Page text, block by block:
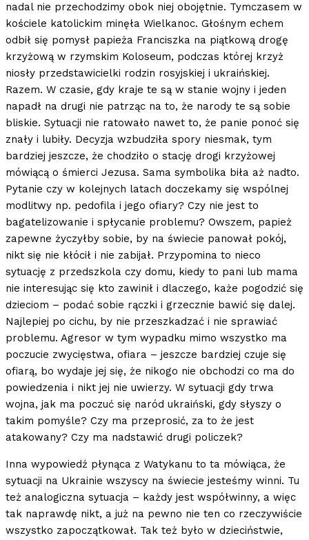
nadal nie przechodzimy obok niej obojętnie. Tymczasem w
kościele katolickim minęła Wielkanoc. Głośnym echem
odbił się pomysł papieża Franciszka na piątkową drogę
krzyżową w rzymskim Koloseum, podczas której krzyż
niosły przedstawicielki rodzin rosyjskiej i ukraińskiej.
Razem. W czasie, gdy kraje te są w stanie wojny i jeden
napadł na drugi nie patrząc na to, że narody te są sobie
bliskie. Sytuacji nie ratowało nawet to, że panie ponoć się
znały i lubiły. Decyzja wzbudziła spory niesmak, tym
bardziej jeszcze, że chodziło o stację drogi krzyżowej
mówiącą o śmierci Jezusa. Sama symbolika biła aż nadto.
Pytanie czy w kolejnych latach doczekamy się wspólnej
modlitwy np. pedofila i jego ofiary? Czy nie jest to
bagatelizowanie i spłycanie problemu? Owszem, papież
zapewne życzyłby sobie, by na świecie panował pokój,
nikt się nie kłócił i nie zabijał. Przypomina to nieco
sytuację z przedszkola czy domu, kiedy to pani lub mama
nie interesując się kto zawinił i dlaczego, każe pogodzić się
dzieciom – podać sobie rączki i grzecznie bawić się dalej.
Najlepiej po cichu, by nie przeszkadzać i nie sprawiać
problemu. Agresor w tym wypadku mimo wszystko ma
poczucie zwycięstwa, ofiara – jeszcze bardziej czuje się
ofiarą, bo wydaje jej się, że nikogo nie obchodzi co ma do
powiedzenia i nikt jej nie uwierzy. W sytuacji gdy trwa
wojna, jak ma poczuć się naród ukraiński, gdy słyszy o
takim pomyśle? Czy ma przeprosić, za to że jest
atakowany? Czy ma nadstawić drugi policzek?
Inna wypowiedź płynąca z Watykanu to ta mówiąca, że
sytuacji na Ukrainie wszyscy na świecie jesteśmy winni. Tu
też analogiczna sytuacja – każdy jest współwinny, a więc
tak naprawdę nikt, a już na pewno nie ten co rzeczywiście
wszystko zapoczątkował. Tak też było w dzieciństwie,